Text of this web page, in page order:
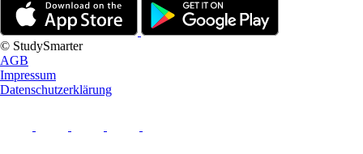
© StudySmarter
AGB
Impressum
Datenschutzerklärung